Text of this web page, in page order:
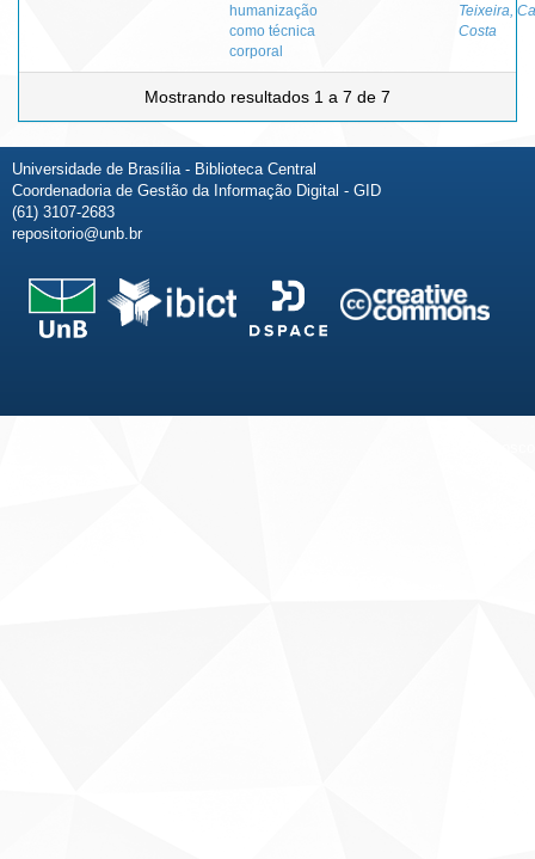
humanização
como técnica
corporal
Teixeira,
Costa
Mostrando resultados 1 a 7 de 7
Universidade de Brasília - Biblioteca Central
Coordenadoria de Gestão da Informação Digital - GID
(61) 3107-2683
repositorio@unb.br